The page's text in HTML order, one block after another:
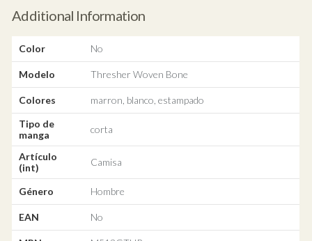
Additional Information
Color No
Modelo Thresher Woven Bone
Colores
marron, blanco, estampado
Tipo de
manga
corta
Artículo
(int)
Camisa
Género Hombre
EAN No